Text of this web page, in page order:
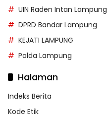
UIN Raden Intan Lampung
DPRD Bandar Lampung
KEJATI LAMPUNG
Polda Lampung
Halaman
Indeks Berita
Kode Etik